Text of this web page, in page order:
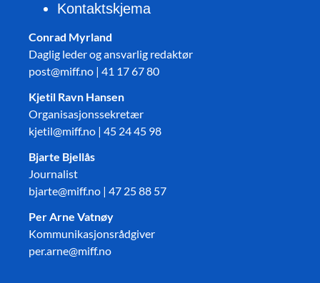
Kontaktskjema
Conrad Myrland
Daglig leder og ansvarlig redaktør
post@miff.no | 41 17 67 80
Kjetil Ravn Hansen
Organisasjonssekretær
kjetil@miff.no | 45 24 45 98
Bjarte Bjellås
Journalist
bjarte@miff.no | 47 25 88 57
Per Arne Vatnøy
Kommunikasjonsrådgiver
per.arne@miff.no